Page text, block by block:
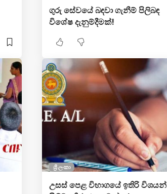
ගුරු සේවයේ බඳවා ගැනීම් පිලිබඳ
විශේෂ දැනුම්දීමක්!
ශ්‍රී ලංකා
උසස් පෙළ විභාගයේ ඉතිරි විශයන්